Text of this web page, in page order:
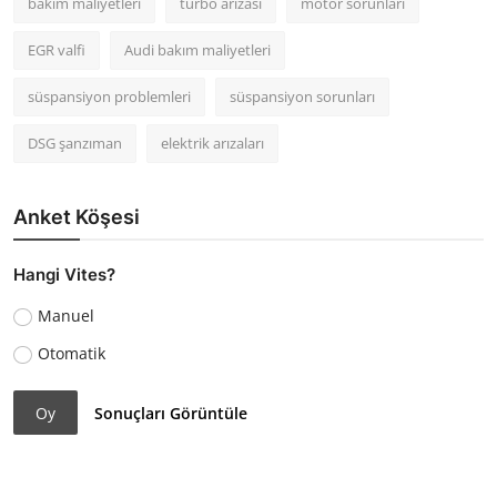
EGR valfi Audi bakım maliyetleri
süspansiyon problemleri süspansiyon sorunları
DSG şanzıman elektrik arızaları
Anket Köşesi
Hangi Vites?
Manuel
Otomatik
Oy Sonuçları Görüntüle